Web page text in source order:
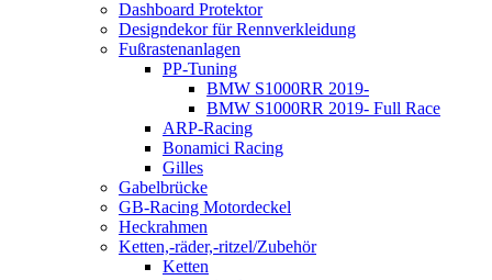
Dashboard Protektor
Designdekor für Rennverkleidung
Fußrastenanlagen
PP-Tuning
BMW S1000RR 2019-
BMW S1000RR 2019- Full Race
ARP-Racing
Bonamici Racing
Gilles
Gabelbrücke
GB-Racing Motordeckel
Heckrahmen
Ketten,-räder,-ritzel/Zubehör
Ketten